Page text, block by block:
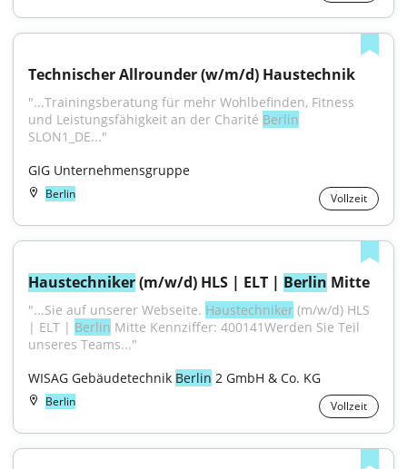
Technischer Allrounder (w/m/d) Haustechnik
"...Trainingsberatung für mehr Wohlbefinden, Fitness
und Leistungsfähigkeit an der Charité Berlin
SLON1_DE..."
GIG Unternehmensgruppe
Berlin Vollzeit
Haustechniker (m/w/d) HLS | ELT | Berlin Mitte
"...Sie auf unserer Webseite. Haustechniker (m/w/d) HLS
| ELT | Berlin Mitte Kennziffer: 400141Werden Sie Teil
unseres Teams..."
WISAG Gebäudetechnik Berlin 2 GmbH & Co. KG
Berlin Vollzeit